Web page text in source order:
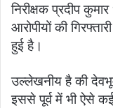
निरीक्षक प्रदीप
आरोपीयों की
हुई है।
उल्लेखनीय है की
इससे पूर्व में भी ऐसे